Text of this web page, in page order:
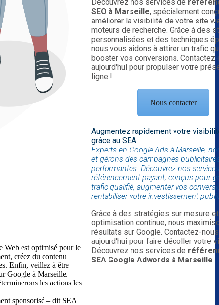
Web est optimisé pour le
créez du contenu
Enfin, veillez à être
Google à Marseille.
les actions les
sponsorisé – dit SEA
Découvrez nos services de
SEO à Marseille, spécialement
améliorer la visibilité de votre site
moteurs de recherche. Grâce à des
personnalisées et des techniques
nous vous aidons à attirer un trafic
booster vos conversions.
aujourd'hui pour propulser votre
ligne !
Nous contacter
Augmentez rapidement votre
grâce au SEA
Experts en Google Ads à Marseille,
et gérons des campagnes
performantes. Découvrez nos
référencement payant, conçus pour
trafic qualifié, augmenter vos
rentabiliser votre investissement
Grâce à des stratégies sur mesure
optimisation continue, nous
résultats sur Google. Contactez-
aujourd'hui pour faire décoller votre
Découvrez nos services de
SEA Google Adwords à Marseille